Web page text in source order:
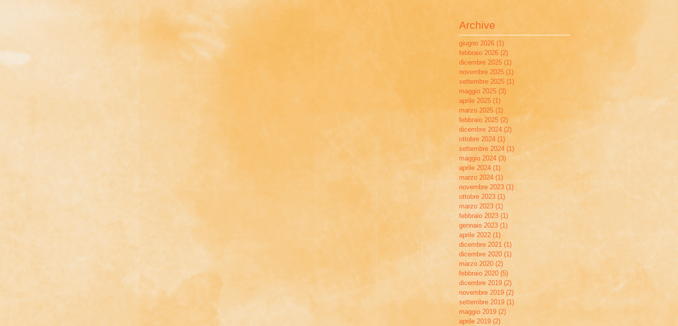
Archive
giugno 2026 (1)
febbraio 2026 (2)
dicembre 2025 (1)
novembre 2025 (1)
settembre 2025 (1)
maggio 2025 (3)
aprile 2025 (1)
marzo 2025 (1)
febbraio 2025 (2)
dicembre 2024 (2)
ottobre 2024 (1)
settembre 2024 (1)
maggio 2024 (3)
aprile 2024 (1)
marzo 2024 (1)
novembre 2023 (1)
ottobre 2023 (1)
marzo 2023 (1)
febbraio 2023 (1)
gennaio 2023 (1)
aprile 2022 (1)
dicembre 2021 (1)
dicembre 2020 (1)
marzo 2020 (2)
febbraio 2020 (5)
dicembre 2019 (2)
novembre 2019 (2)
settembre 2019 (1)
maggio 2019 (2)
aprile 2019 (2)